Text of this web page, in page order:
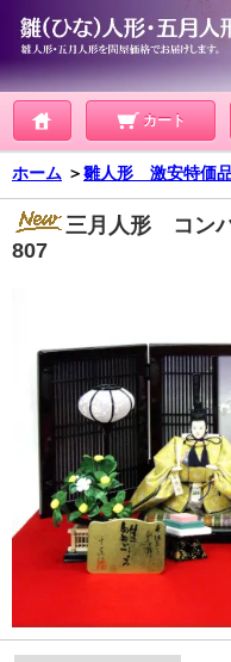
カート
ホーム ＞雛人形 激安特価
三月人形 コン
807